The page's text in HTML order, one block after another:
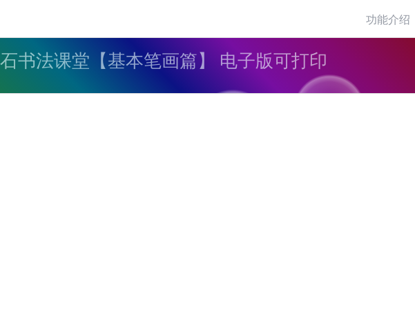
功能介绍
书法课堂【基本笔画篇】 电子版可打印